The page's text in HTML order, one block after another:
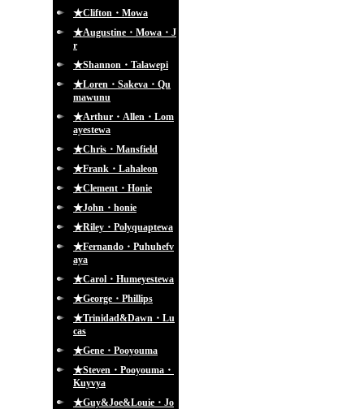
★Clifton・Mowa
★Augustine・Mowa・J
r
★Shannon・Talawepi
★Loren・Sakeva・Qu
mawunu
★Arthur・Allen・Lom
ayestewa
★Chris・Mansfield
★Frank・Lahaleon
★Clement・Honie
★John・honie
★Riley・Polyquaptewa
★Fernando・Puhuhefv
aya
★Carol・Humeyestewa
★George・Phillips
★Trinidad&Dawn・Lu
cas
★Gene・Pooyouma
★Steven・Pooyouma・
Kuyvya
★Guy&Joe&Louie・Jo